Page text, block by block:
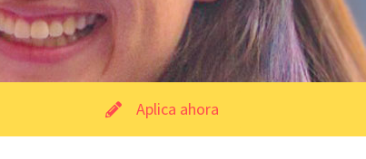
Aplica ahora